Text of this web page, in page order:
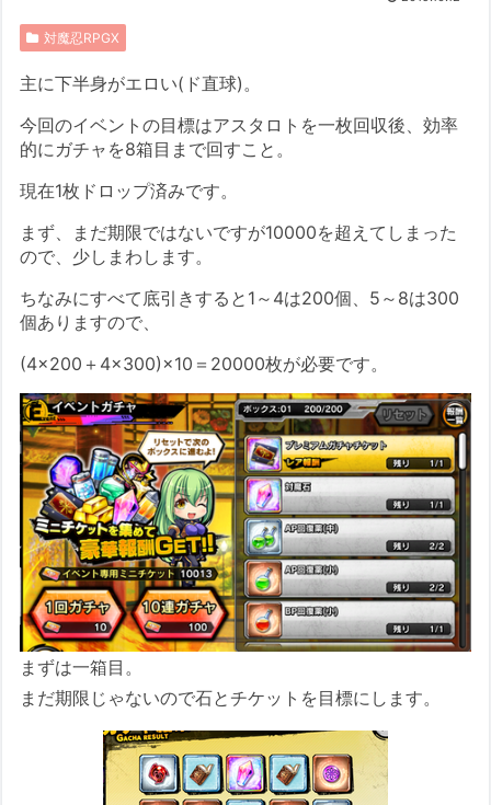
対魔忍RPGX
主に下半身がエロい(ド直球)。
今回のイベントの目標はアスタロトを一枚回収後、効率
的にガチャを8箱目まで回すこと。
現在1枚ドロップ済みです。
まず、まだ期限ではないですが10000を超えてしまった
ので、少しまわします。
ちなみにすべて底引きすると1～4は200個、5～8は300
個ありますので、
(4×200＋4×300)×10＝20000枚が必要です。
まずは一箱目。
まだ期限じゃないので石とチケットを目標にします。